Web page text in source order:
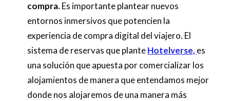
compra.Es importante plantear nuevos
entornos inmersivos que potencien la
experiencia de compra digital del viajero. El
sistema de reservas que planteHotelverse, es
una solución que apuesta por comercializar los
alojamientos de manera que entendamos mejor
donde nos alojaremos de una manera más